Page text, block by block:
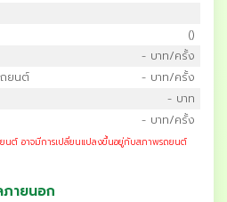
()
- บาท/ครั้ง
ยนต์
- บาท/ครั้ง
- บาท
- บาท/ครั้ง
นต์ อาจมีการเปลี่ยนแปลงขึ้นอยู่กับสภาพรถยนต์
ายนอก